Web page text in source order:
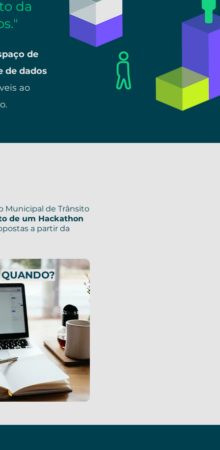
de
de dados
ao
.
da
Municipal de Trânsito
de um Hackathon
a partir da
QUANDO?